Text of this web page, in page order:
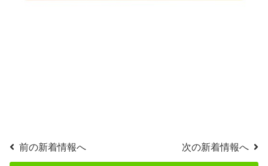
前の新着情報へ 次の新着情報へ